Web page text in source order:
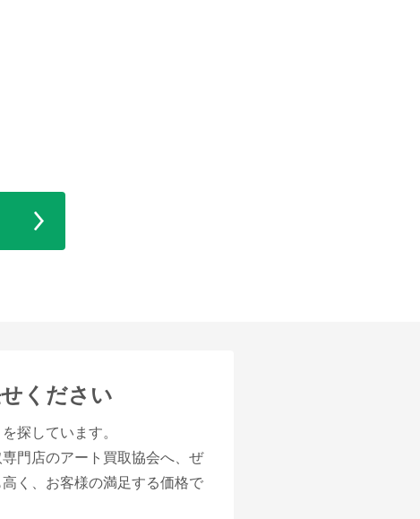
ください
探しています。
門店のアート買取協会へ、ぜ
く、お客様の満足する価格で